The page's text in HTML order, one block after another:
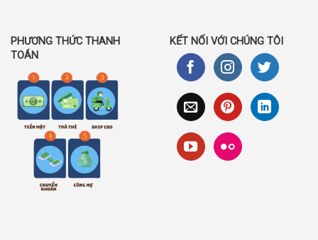
PHƯƠNG THỨC THANH
TOÁN
KẾT NỐI VỚI CHÚNG TÔI